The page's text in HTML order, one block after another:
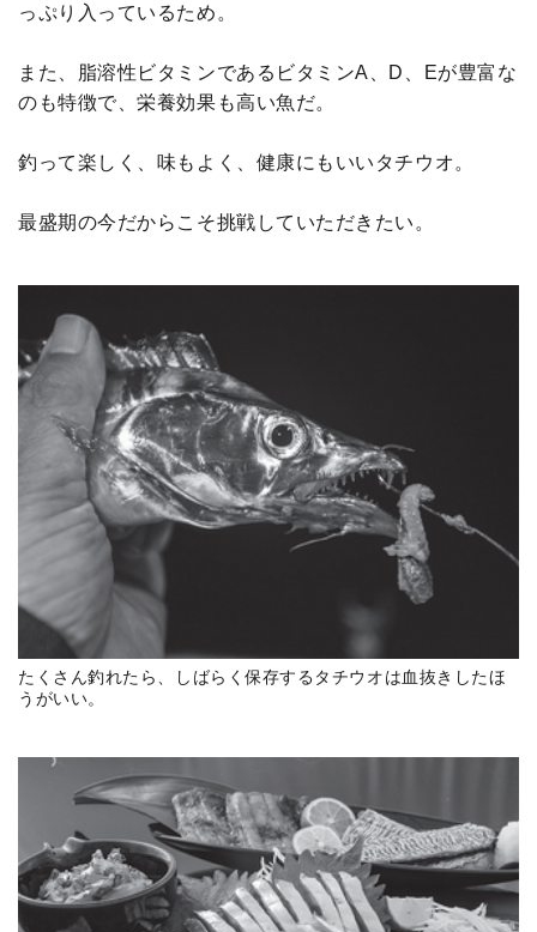
っぷり入っているため。
また、脂溶性ビタミンであるビタミンA、D、Eが豊富な
のも特徴で、栄養効果も高い魚だ。
釣って楽しく、味もよく、健康にもいいタチウオ。
最盛期の今だからこそ挑戦していただきたい。
たくさん釣れたら、しばらく保存するタチウオは血抜きしたほ
うがいい。